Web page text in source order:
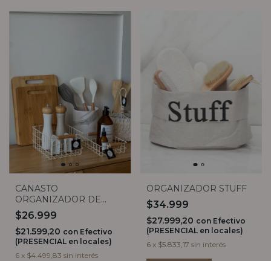
CANASTO
ORGANIZADOR DE
ACERO CREAM
MANIJAS BAMBOO (2
tamaños)
$26.999
$21.599,20 con Efectivo
(PRESENCIAL en locales)
6 x $4.499,83 sin interés
ORGANIZADOR STUFF
$34.999
$27.999,20 con Efectivo
(PRESENCIAL en locales)
6 x $5.833,17 sin interés